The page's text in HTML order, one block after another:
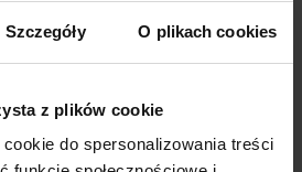
Szczegóły O plikach cookies
z plików cookie
do spersonalizowania treści